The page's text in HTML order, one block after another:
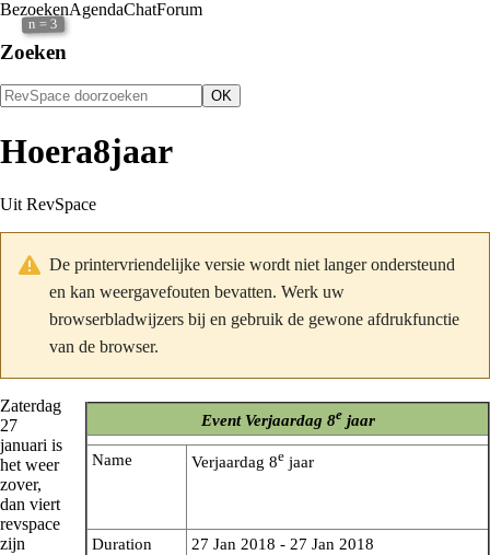
n =3
BezoekenAgendaChatForum
Zoeken
Hoera8jaar
Uit RevSpace
De printervriendelijke versie wordt niet langer ondersteund
en kan weergavefouten bevatten. Werk uw
browserbladwijzers bij en gebruik de gewone afdrukfunctie
van de browser.
Event Verjaardag 8ejaar
Name Verjaardag 8e jaar
Duration
27 Jan 2018 - 27 Jan 2018
Zaterdag
27
januari is
het weer
zover,
dan viert
revspace
zijn